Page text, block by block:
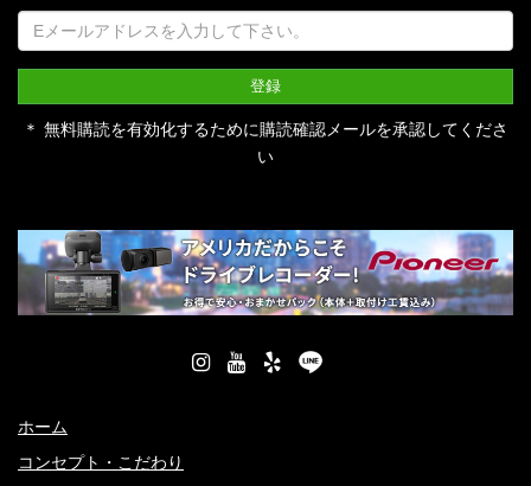
＊ 無料購読を有効化するために購読確認メールを承認してくださ
い
ホーム
コンセプト・こだわり